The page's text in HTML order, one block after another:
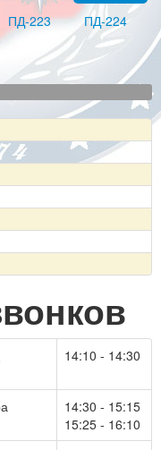
ПД-223
ПД-224
14:10 - 14:30
14:30 - 15:15
15:25 - 16:10